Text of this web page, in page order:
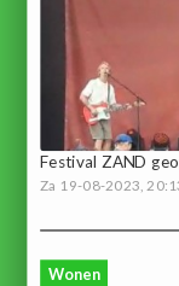
Festival ZAND
Za 19-08-2023,
Wonen